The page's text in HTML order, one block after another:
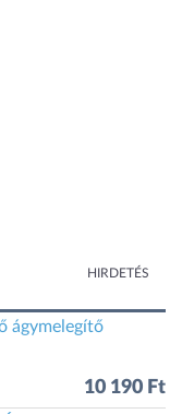
HIRDETÉS
ágymelegítő
10 190 Ft